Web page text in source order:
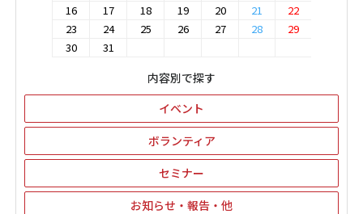
16
17 18 19 20 21
22
23
24 25 26 27 28
29
30
31
内容別で探す
イベント
ボランティア
セミナー
お知らせ・報告・他